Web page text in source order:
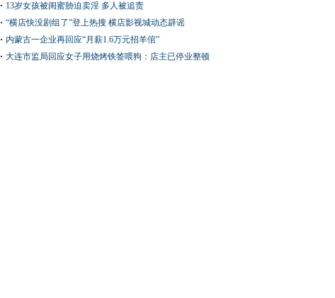
13岁女孩被闺蜜胁迫卖淫 多人被追责
“横店快没剧组了”登上热搜 横店影视城动态辟谣
内蒙古一企业再回应“月薪1.6万元招羊倌”
大连市监局回应女子用烧烤铁签喂狗：店主已停业整顿